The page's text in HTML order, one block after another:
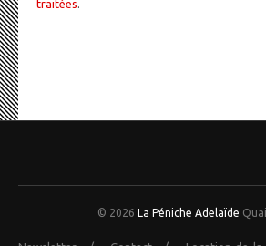
traitées.
© 2026 La Péniche Adelaïde